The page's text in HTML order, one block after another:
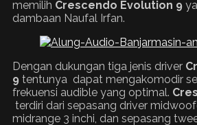
memilih Crescendo Evolution 9
dambaan Naufal Irfan.
Dengan dukungan tiga jenis driver
9 tentunya dapat mengakomodir
frekuensi audible yang optimal.
terdiri dari sepasang driver
midrange 3 inchi, dan sepasang